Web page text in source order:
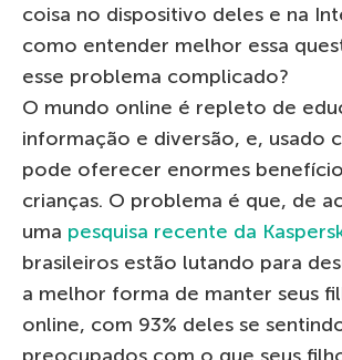
coisa no dispositivo deles e na
como entender melhor essa
esse problema complicado?
O mundo online é repleto de
informação e diversão, e, usado
pode oferecer enormes
crianças. O problema é que, de
uma pesquisa recente da
brasileiros estão lutando para
a melhor forma de manter seus
online, com 93% deles se
preocupados com o que seus